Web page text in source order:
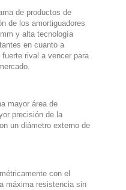
de productos de
de los amortiguadores
y alta tecnología
en cuanto a
rival a vencer para
mayor área de
precisión de la
un diámetro externo de
con el
máxima resistencia sin